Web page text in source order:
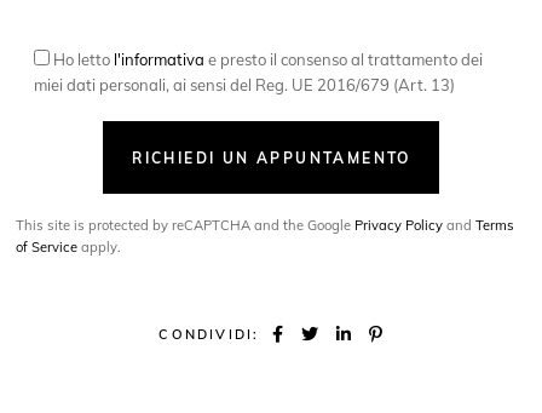
Ho letto l'informativa e presto il consenso al trattamento dei
miei dati personali, ai sensi del Reg. UE 2016/679 (Art. 13)
RICHIEDI UN APPUNTAMENTO
This site is protected by reCAPTCHA and the Google Privacy Policy andTerms
of Service apply.
CONDIVIDI: